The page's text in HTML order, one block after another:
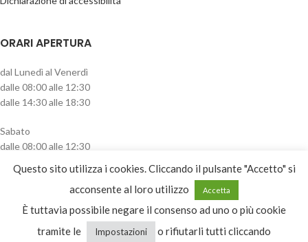
ORARI APERTURA
dal Lunedì al Venerdì
dalle 08:00 alle 12:30
dalle 14:30 alle 18:30
Sabato
dalle 08:00 alle 12:30
CATEGORIE PRODOTTO
Seleziona una categoria
Questo sito utilizza i cookies. Cliccando il pulsante "Accetto" si
acconsente al loro utilizzo
Accetta
È tuttavia possibile negare il consenso ad uno o più cookie
tramite le
Impostazioni o rifiutarli tutti cliccando